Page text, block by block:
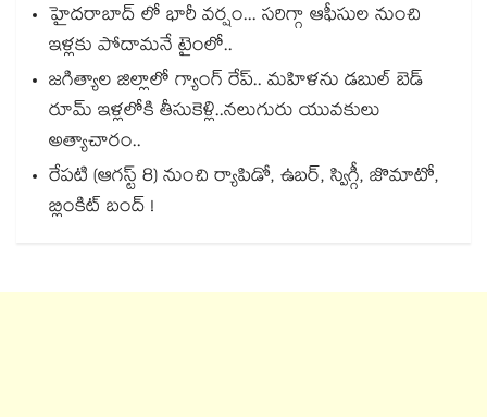
హైదరాబాద్ లో భారీ వర్షం... సరిగ్గా ఆఫీసుల నుంచి
ఇళ్లకు పోదామనే టైంలో..
జగిత్యాల జిల్లాలో గ్యాంగ్ రేప్.. మహిళను డబుల్ బెడ్
రూమ్ ఇళ్లలోకి తీసుకెళ్లి..నలుగురు యువకులు
అత్యాచారం..
రేపటి (ఆగస్ట్ 8) నుంచి ర్యాపిడో, ఉబర్, స్విగ్గీ, జొమాటో,
బ్లింకిట్ బంద్ !